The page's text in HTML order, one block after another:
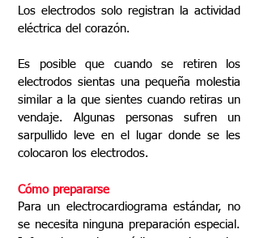
Los electrodos solo registran la actividad
eléctrica del corazón.
Es posible que cuando se retiren los
electrodos sientas una pequeña molestia
similar a la que sientes cuando retiras un
vendaje. Algunas personas sufren un
sarpullido leve en el lugar donde se les
colocaron los electrodos.
Cómo prepararse
Para un electrocardiograma estándar, no
se necesita ninguna preparación especial.